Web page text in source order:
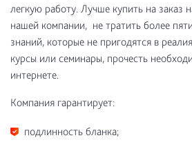
легкую работу. Лучше купить на заказ
нашей компании, не тратить более
знаний, которые не пригодятся в
курсы или семинары, прочесть
интернете.
Компания гарантирует:
подлинность бланка;